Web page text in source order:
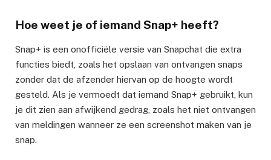
Hoe weet je of iemand Snap+ heeft?
Snap+ is een onofficiële versie van Snapchat die extra
functies biedt, zoals het opslaan van ontvangen snaps
zonder dat de afzender hiervan op de hoogte wordt
gesteld. Als je vermoedt dat iemand Snap+ gebruikt, kun
je dit zien aan afwijkend gedrag, zoals het niet ontvangen
van meldingen wanneer ze een screenshot maken van je
snap.